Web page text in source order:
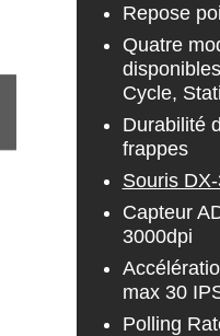
Repose
Quatre
Cycle,
Durabilité
frappes
Souris
Capteur
3000dpi
max 30
Polling